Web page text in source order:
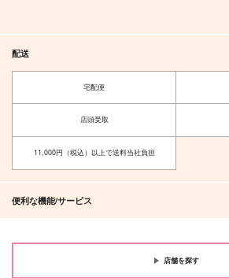
サンプル サンプル
その呪いに名前をつけ JUNE(影日アンソロジ
配送
宅配便
店頭受取
11,000円（税込）以上で送料当社負担
便利な機能/サービス
店舗を探す